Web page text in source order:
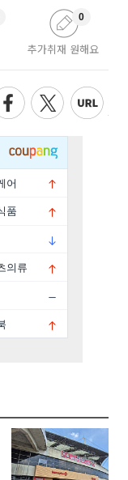
추가취재 원해요
0